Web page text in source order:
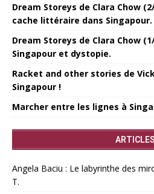
Dream Storeys de Clara Chow
cache littéraire dans Singapour.
Dream Storeys de Clara Chow
Singapour et dystopie.
Racket and other stories de
Singapour !
Marcher entre les lignes à
ARTICLES
Angela Baciu : Le labyrinthe des
T.